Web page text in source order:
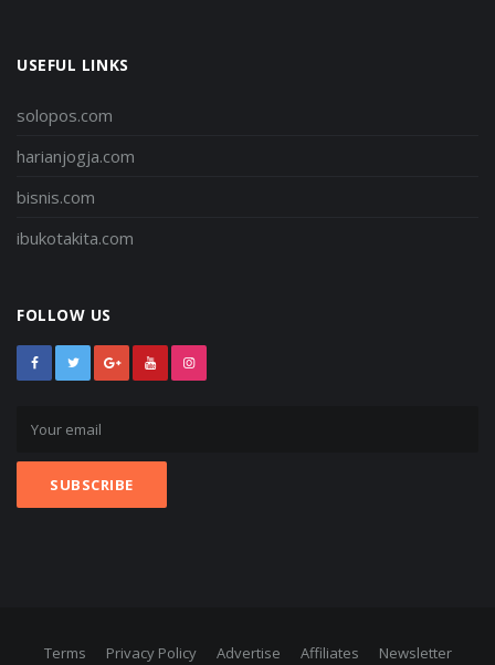
USEFUL LINKS
solopos.com
harianjogja.com
bisnis.com
ibukotakita.com
FOLLOW US
Terms Privacy Policy Advertise Affiliates Newsletter